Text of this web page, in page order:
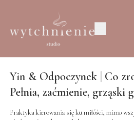
Yin & Odpoczynek | Co
Pełnia, zaćmienie, grząski
Praktyka kierowania się ku miłóści, mimo